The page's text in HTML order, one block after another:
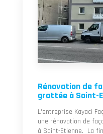
Rénovation de
grattée à Saint-
L'entreprise Kayaci
une rénovation de
à Saint-Etienne. La